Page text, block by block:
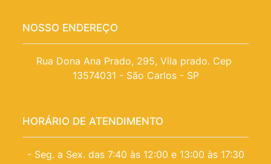
NOSSO ENDEREÇO
Rua Dona Ana Prado, 295, Vila prado. Cep
13574031 - São Carlos - SP
HORÁRIO DE ATENDIMENTO
- Seg. a Sex. das 7:40 às 12:00 e 13:00 às 17:30